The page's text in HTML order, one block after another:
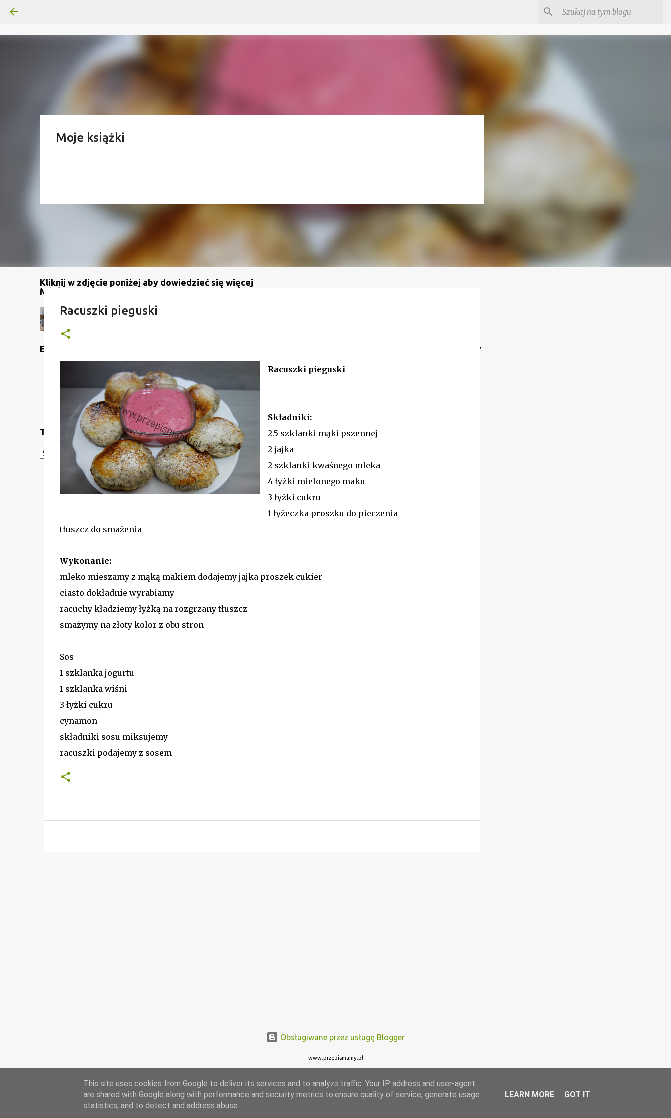
Kliknij w zdjęcie poniżej aby dowiedzieć się więcej
Moje książki
Mój kanał na YouTube
Etykiety
Translate
Powered by Translate
Racuszki pieguski
Racuszki pieguski
Składniki:
2.5 szklanki mąki pszennej
2 jajka
2 szklanki kwaśnego mleka
4 łyżki mielonego maku
3 łyżki cukru
1 łyżeczka proszku do pieczenia
tłuszcz do smażenia
Wykonanie:
mleko mieszamy z mąką makiem dodajemy jajka proszek cukier
ciasto dokładnie wyrabiamy
racuchy kładziemy łyżką na rozgrzany tłuszcz
smażymy na złoty kolor z obu stron
Sos
1 szklanka jogurtu
1 szklanka wiśni
3 łyżki cukru
cynamon
składniki sosu miksujemy
racuszki podajemy z sosem
Obsługiwane przez usługę Blogger
www.przepismamy.pl
This site uses cookies from Google to deliver its services and to analyze traffic. Your IP address and user-agent
are shared with Google along with performance and security metrics to ensure quality of service, generate usage
statistics, and to detect and address abuse.
LEARN MORE GOT IT